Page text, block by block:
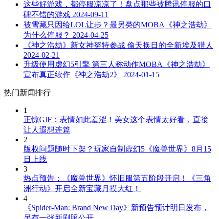
这些好游戏，都停服凉凉了！盘点那些被腾讯停服的口
碑不错的游戏 2024-09-11
被雪藏只因给LOL让步？最另类的MOBA《神之浩劫》
为什么停服？ 2024-04-25
《神之浩劫》新女神努特参战 偷天换日的全新埃及猎人
2024-02-21
升级使用虚幻5引擎 第三人称动作MOBA《神之浩劫》
宣布真正续作《神之浩劫2》
2024-01-15
热门新闻排行
1
正惊GIF：表情如此羞涩！美女这个表情太好看，直接
让人遐想连篇
2
版权问题随时下架？玩家自制虚幻5《魔兽世界》8月15
日上线
3
热点预告：《魔兽世界》怀旧服第五阶段开启！《三角
洲行动》开启全新宝藏月摸大红！
4
《Spider-Man: Brand New Day》新预告预计明日发布，